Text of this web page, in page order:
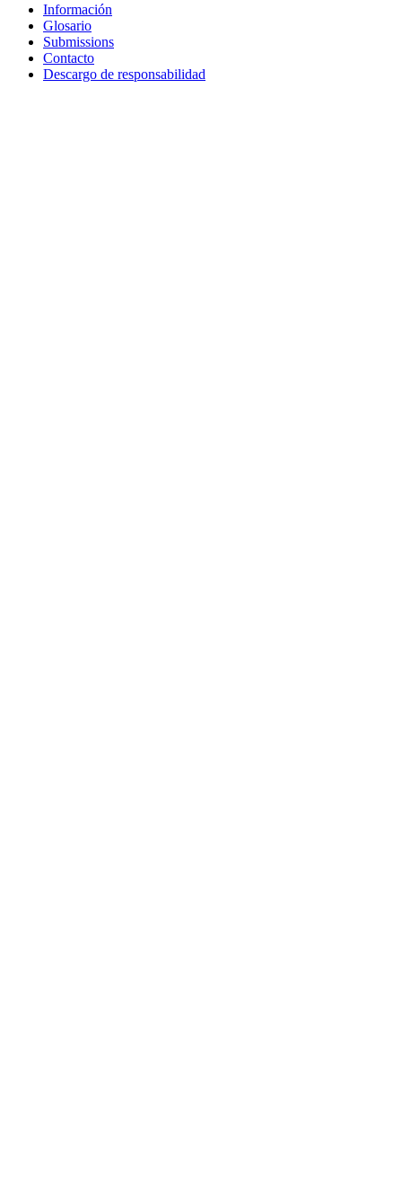
Información
Glosario
Submissions
Contacto
Descargo de responsabilidad